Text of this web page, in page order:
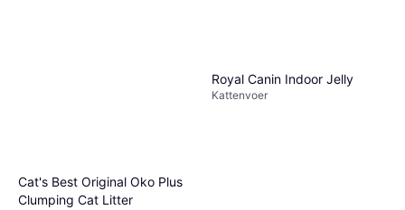
Cat's Best Original Oko Plus
Clumping Cat Litter
Royal Canin Indoor Jelly
Kattenvoer